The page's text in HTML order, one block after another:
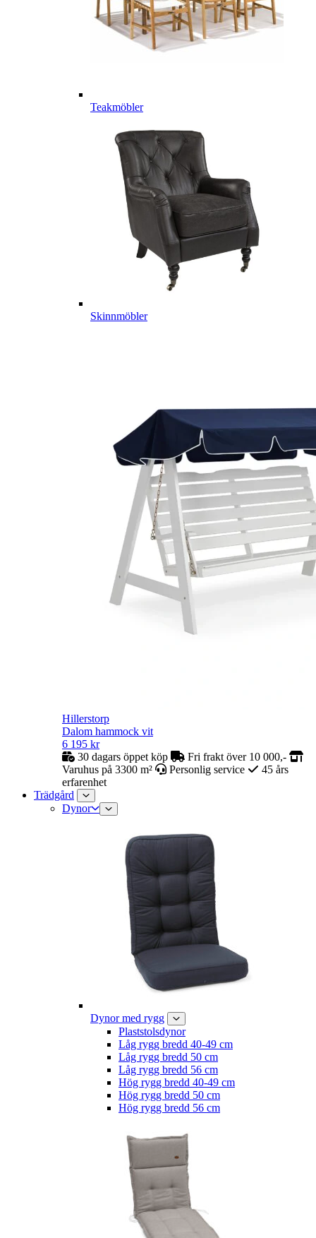
Teakmöbler
Skinnmöbler
Hillerstorp
Dalom hammock vit
6 195 kr
30 dagars öppet köp
Fri frakt över 10 000,-
Varuhus på 3300 m²
Personlig service
45 års
erfarenhet
Trädgård
Dynor
Dynor med rygg
Plaststolsdynor
Låg rygg bredd 40-49 cm
Låg rygg bredd 50 cm
Låg rygg bredd 56 cm
Hög rygg bredd 40-49 cm
Hög rygg bredd 50 cm
Hög rygg bredd 56 cm